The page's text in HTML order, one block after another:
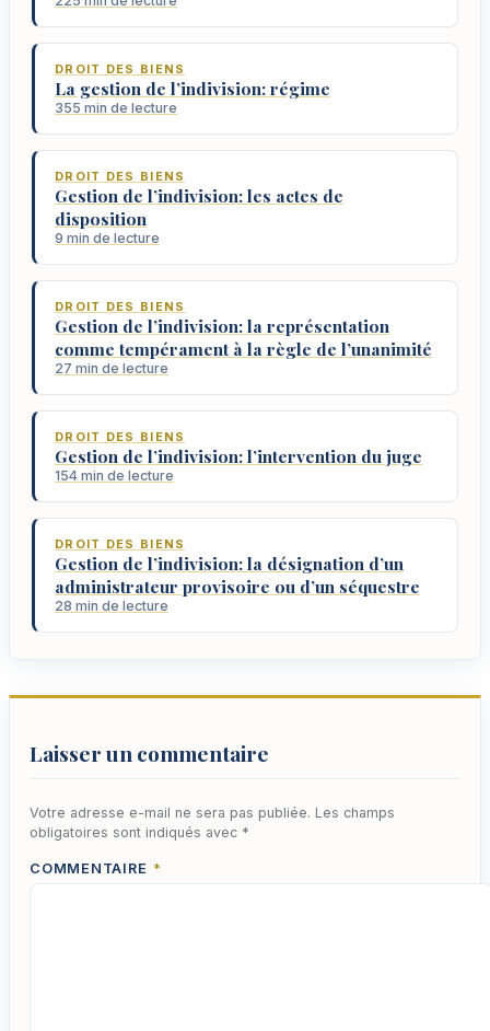
DROIT DES BIENS
La gestion de l’indivision: régime
355 min de lecture
DROIT DES BIENS
Gestion de l’indivision: les actes de
disposition
9 min de lecture
DROIT DES BIENS
Gestion de l’indivision: la représentation
comme tempérament à la règle de l’unanimité
27 min de lecture
DROIT DES BIENS
Gestion de l’indivision: l’intervention du juge
154 min de lecture
DROIT DES BIENS
Gestion de l’indivision: la désignation d’un
administrateur provisoire ou d’un séquestre
28 min de lecture
Laisser un commentaire
Votre adresse e-mail ne sera pas publiée. Les champs
obligatoires sont indiqués avec *
COMMENTAIRE *